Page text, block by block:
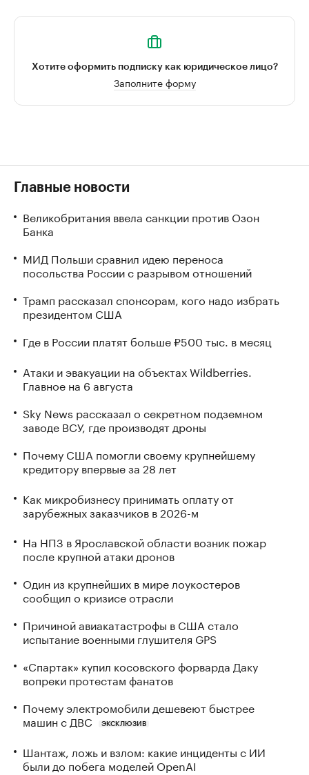
Хотите оформить подписку как юридическое лицо?
Заполните форму
Главные новости
Великобритания ввела санкции против Озон
Банка
МИД Польши сравнил идею переноса
посольства России с разрывом отношений
Трамп рассказал спонсорам, кого надо избрать
президентом США
Где в России платят больше ₽500 тыс. в месяц
Атаки и эвакуации на объектах Wildberries.
Главное на 6 августа
Sky News рассказал о секретном подземном
заводе ВСУ, где производят дроны
Почему США помогли своему крупнейшему
кредитору впервые за 28 лет
Как микробизнесу принимать оплату от
зарубежных заказчиков в 2026-м
На НПЗ в Ярославской области возник пожар
после крупной атаки дронов
Один из крупнейших в мире лоукостеров
сообщил о кризисе отрасли
Причиной авиакатастрофы в США стало
испытание военными глушителя GPS
«Спартак» купил косовского форварда Даку
вопреки протестам фанатов
Почему электромобили дешевеют быстрее
машин с ДВС
ЭКСКЛЮЗИВ
Шантаж, ложь и взлом: какие инциденты с ИИ
были до побега моделей OpenAI